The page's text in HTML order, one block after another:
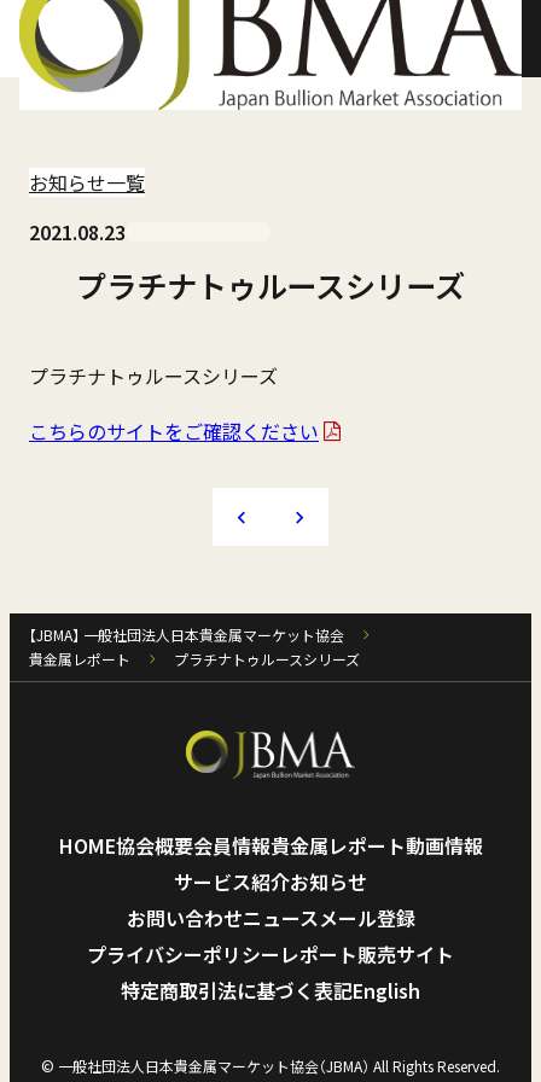
HOME
協会概要
会員情報
貴金属レポート
動画情報
お知らせ
ニュースメール登録
お問い合わせ
お知らせ一覧
2021.08.23
プラチナトゥルースシリーズ
プラチナトゥルースシリーズ
こちらのサイトをご確認ください
【JBMA】 一般社団法人日本貴金属マーケット協会
貴金属レポート
プラチナトゥルースシリーズ
HOME協会概要会員情報貴金属レポート動画情報
サービス紹介お知らせ
お問い合わせニュースメール登録
プライバシーポリシー レポート販売サイト
特定商取引法に基づく表記English
© 一般社団法人日本貴金属マーケット協会（JBMA） All Rights Reserved.